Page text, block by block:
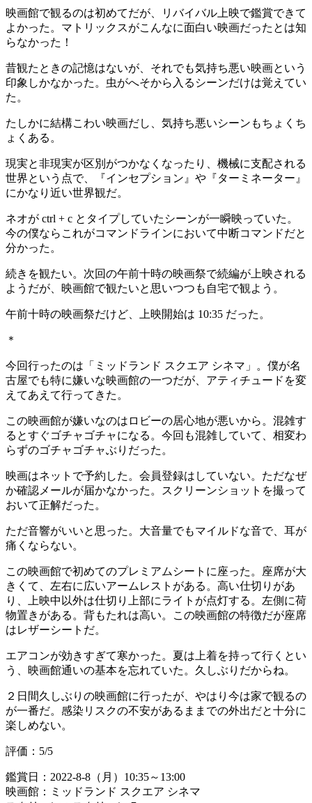
映画館で観るのは初めてだが、リバイバル上映で鑑賞できて
よかった。マトリックスがこんなに面白い映画だったとは知
らなかった！
昔観たときの記憶はないが、それでも気持ち悪い映画という
印象しかなかった。虫がへそから入るシーンだけは覚えてい
た。
たしかに結構こわい映画だし、気持ち悪いシーンもちょくち
ょくある。
現実と非現実が区別がつかなくなったり、機械に支配される
世界という点で、『インセプション』や『ターミネーター』
にかなり近い世界観だ。
ネオが ctrl + c とタイプしていたシーンが一瞬映っていた。
今の僕ならこれがコマンドラインにおいて中断コマンドだと
分かった。
続きを観たい。次回の午前十時の映画祭で続編が上映される
ようだが、映画館で観たいと思いつつも自宅で観よう。
午前十時の映画祭だけど、上映開始は 10:35 だった。
＊
今回行ったのは「ミッドランド スクエア シネマ」。僕が名
古屋でも特に嫌いな映画館の一つだが、アティチュードを変
えてあえて行ってきた。
この映画館が嫌いなのはロビーの居心地が悪いから。混雑す
るとすぐゴチャゴチャになる。今回も混雑していて、相変わ
らずのゴチャゴチャぶりだった。
映画はネットで予約した。会員登録はしていない。ただなぜ
か確認メールが届かなかった。スクリーンショットを撮って
おいて正解だった。
ただ音響がいいと思った。大音量でもマイルドな音で、耳が
痛くならない。
この映画館で初めてのプレミアムシートに座った。座席が大
きくて、左右に広いアームレストがある。高い仕切りがあ
り、上映中以外は仕切り上部にライトが点灯する。左側に荷
物置きがある。背もたれは高い。この映画館の特徴だが座席
はレザーシートだ。
エアコンが効きすぎて寒かった。夏は上着を持って行くとい
う、映画館通いの基本を忘れていた。久しぶりだからね。
２日間久しぶりの映画館に行ったが、やはり今は家で観るの
が一番だ。感染リスクの不安があるままでの外出だと十分に
楽しめない。
評価：5/5
鑑賞日：2022-8-8（月）10:35～13:00
映画館：ミッドランド スクエア シネマ